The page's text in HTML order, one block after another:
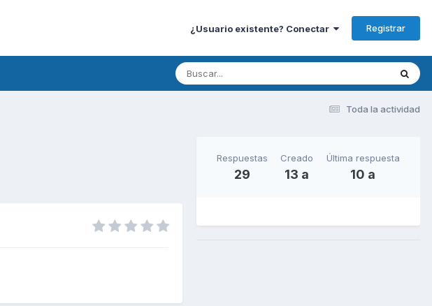
¿Usuario existente? Conectar Registrar
Toda la actividad
Respuestas
29
Creado
13 a
Última respuesta
10 a